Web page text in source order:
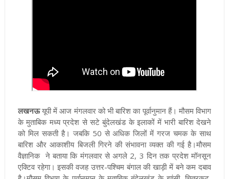
लखनऊयूपीमें आज मंगलवार को भी बारिश का पूर्वानुमान हैं। मौसम विभाग
के मुताबिक मध्य प्रदेश से सटे बुंदेलखंड के इलाकों में भारी बारिश देखने
को मिल सकती है। जबकि 50 से अधिक जिलों में गरज चमक के साथ
बारिश और आकाशीय बिजली गिरने की संभावना व्यक्त की गई है।मौसम
वैज्ञानिक ने बताया कि मंगलवार से अगले 2, 3 दिन तक प्रदेश मॉनसून
एक्टिव रहेगा। इसकी वजह उत्तर-पश्चिम बंगाल की खाड़ी में बने कम दबाव